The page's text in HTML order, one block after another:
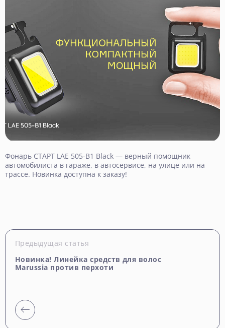
Фонарь СТАРТ LAE 505-B1 Black — верный помощник
автомобилиста в гараже, в автосервисе, на улице или на
трассе. Новинка доступна к заказу!
Предыдущая статья
Новинка! Линейка средств для волос
Marussia против перхоти